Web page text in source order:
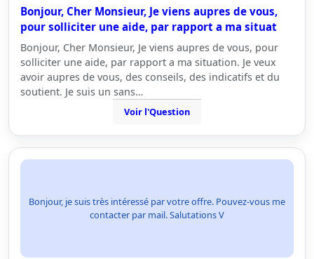
Bonjour, Cher Monsieur, Je viens aupres de vous,
pour solliciter une aide, par rapport a ma situat
Bonjour, Cher Monsieur, Je viens aupres de vous, pour
solliciter une aide, par rapport a ma situation. Je veux
avoir aupres de vous, des conseils, des indicatifs et du
soutient. Je suis un sans…
Voir l'Question
Bonjour, je suis très intéressé par votre offre. Pouvez-vous me
contacter par mail. Salutations V